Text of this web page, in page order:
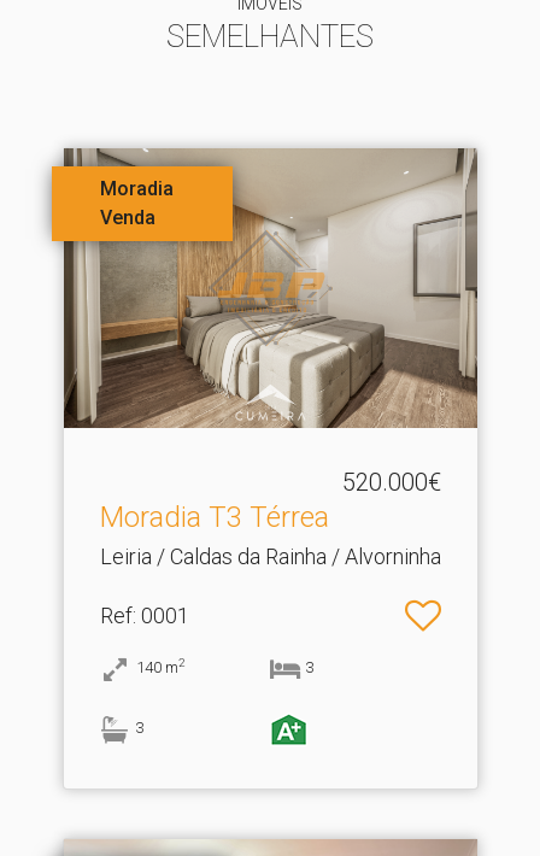
SEMELHANTES
Moradia
Venda
520.000€
Moradia T3 Térrea
Leiria / Caldas da Rainha / Alvorninha
Ref: 0001
140 m2 3
3